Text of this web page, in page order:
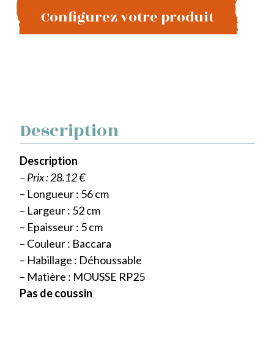
Configurez votre produit
Description
Description
– Prix : 28.12 €
– Longueur : 56 cm
– Largeur : 52 cm
– Epaisseur : 5 cm
– Couleur : Baccara
– Habillage : Déhoussable
– Matière : MOUSSE RP25
Pas de coussin